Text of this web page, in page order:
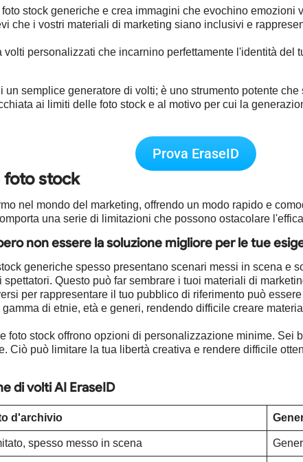
stock generiche e crea immagini che evochino
che i vostri materiali di marketing siano inclusivi e
volti personalizzati che incarnino perfettamente l'identità del
un semplice generatore di volti; è uno strumento potente
ai limiti delle foto stock e al motivo per cui la
Prova EraseID
foto stock
nel mondo del marketing, offrendo un modo rapido e
una serie di limitazioni che possono ostacolare
non essere la soluzione migliore per le tue
generiche spesso presentano scenari messi in scena e
Questo può far sembrare i tuoi materiali di
per rappresentare il tuo pubblico di riferimento può
di etnie, età e generi, rendendo difficile creare
foto stock offrono opzioni di personalizzazione minime.
Ciò può limitare la tua libertà creativa e rendere difficile
di volti AI EraseID
d'archivio
spesso messo in scena